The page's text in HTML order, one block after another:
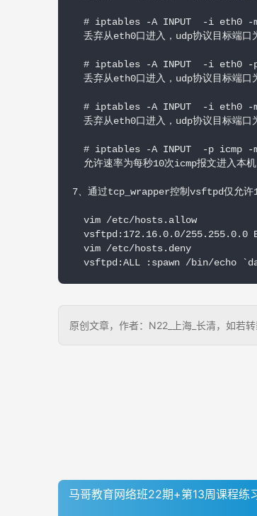
# iptables -A INPUT  -i eth0 -
丢弃从eth0口进入，udp协议目标端口
# iptables -A INPUT  -i eth0 -
丢弃从eth0口进入，udp协议目标端口
# iptables -A INPUT  -i eth0 -
丢弃从eth0口进入，udp协议目标端口
# iptables -A INPUT  -p icmp
允许速率为每秒10次icmp报文进入本机
7、通过tcp_wrapper控制vsftpd仅允
vim /etc/hosts.allow
vsftpd:172.16.0.0/255.255.0.0
vim /etc/hosts.deny
vsftpd:ALL :spawn /bin/echo
原创文章，作者：N22_上海_长清，如
马哥教育网络班22期+第13周课程练